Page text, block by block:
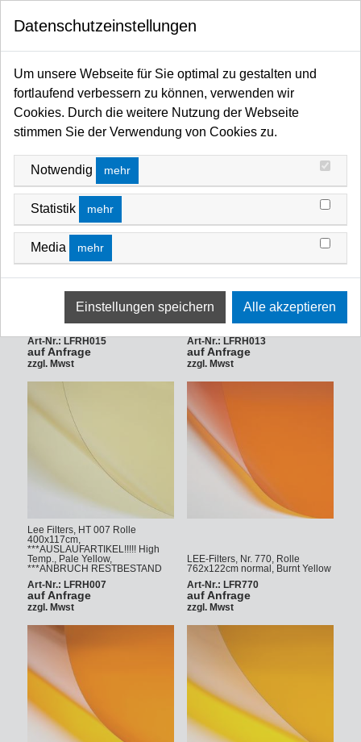
Startseite Filter / Farbfilter Farbfilter Rollen und Zuschnitte Gelb-Bereich
GELB-BEREICH
FILTERN NACH Name Z A
***AUSLAUFARTIKEL!!! High
***ANBRUCH RESTBESTAND
Art-Nr.: LFRH015
auf Anfrage
zzgl. Mwst
***AUSLAUFARTIKEL!!! High
Temp., Straw Tint, ***ANBRUCH
RESTBESTAND
Art-Nr.: LFRH013
auf Anfrage
zzgl. Mwst
Lee Filters, HT 007 Rolle
400x117cm,
***AUSLAUFARTIKEL!!!!! High
Temp., Pale Yellow,
***ANBRUCH RESTBESTAND
Art-Nr.: LFRH007
auf Anfrage
zzgl. Mwst
LEE-Filters, Nr. 770, Rolle
762x122cm normal, Burnt Yellow
Art-Nr.: LFR770
auf Anfrage
zzgl. Mwst
Datenschutzeinstellungen
Um unsere Webseite für Sie optimal zu gestalten und
fortlaufend verbessern zu können, verwenden wir
Cookies. Durch die weitere Nutzung der Webseite
stimmen Sie der Verwendung von Cookies zu.
Notwendig mehr
Statistik mehr
Media mehr